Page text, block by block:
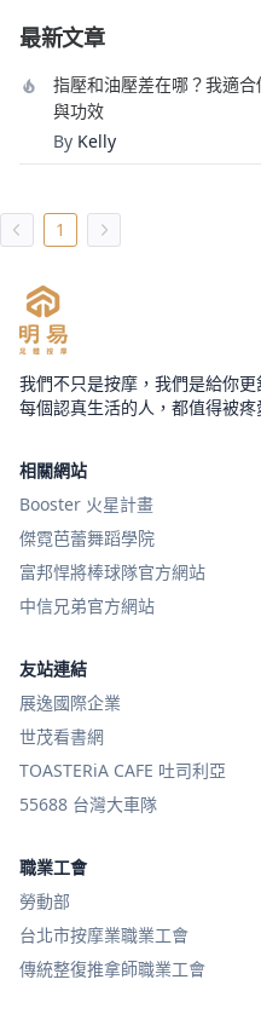
最新文章
指壓和油壓差在哪？我適
與功效
By Kelly
1
我們不只是按摩，我們是給你更
每個認真生活的人，都值得被疼
相關網站
Booster 火星計畫
傑霓芭蕾舞蹈學院
富邦悍將棒球隊官方網站
中信兄弟官方網站
友站連結
展逸國際企業
世茂看書網
TOASTERiA CAFE 吐司利亞
55688 台灣大車隊
職業工會
勞動部
台北市按摩業職業工會
傳統整復推拿師職業工會